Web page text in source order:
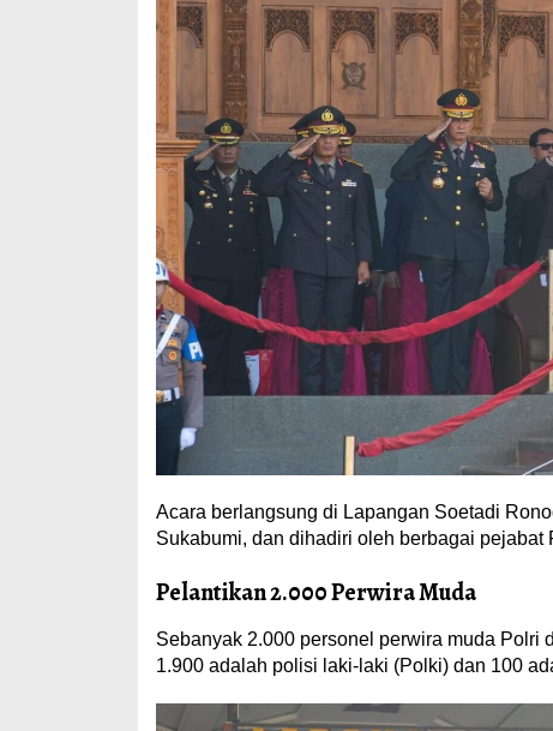
Acara berlangsung di Lapangan Soetadi
Sukabumi, dan dihadiri oleh berbagai pejabat
Pelantikan 2.000 Perwira Muda
Sebanyak 2.000 personel perwira muda Polri
1.900 adalah polisi laki-laki (Polki) dan 100